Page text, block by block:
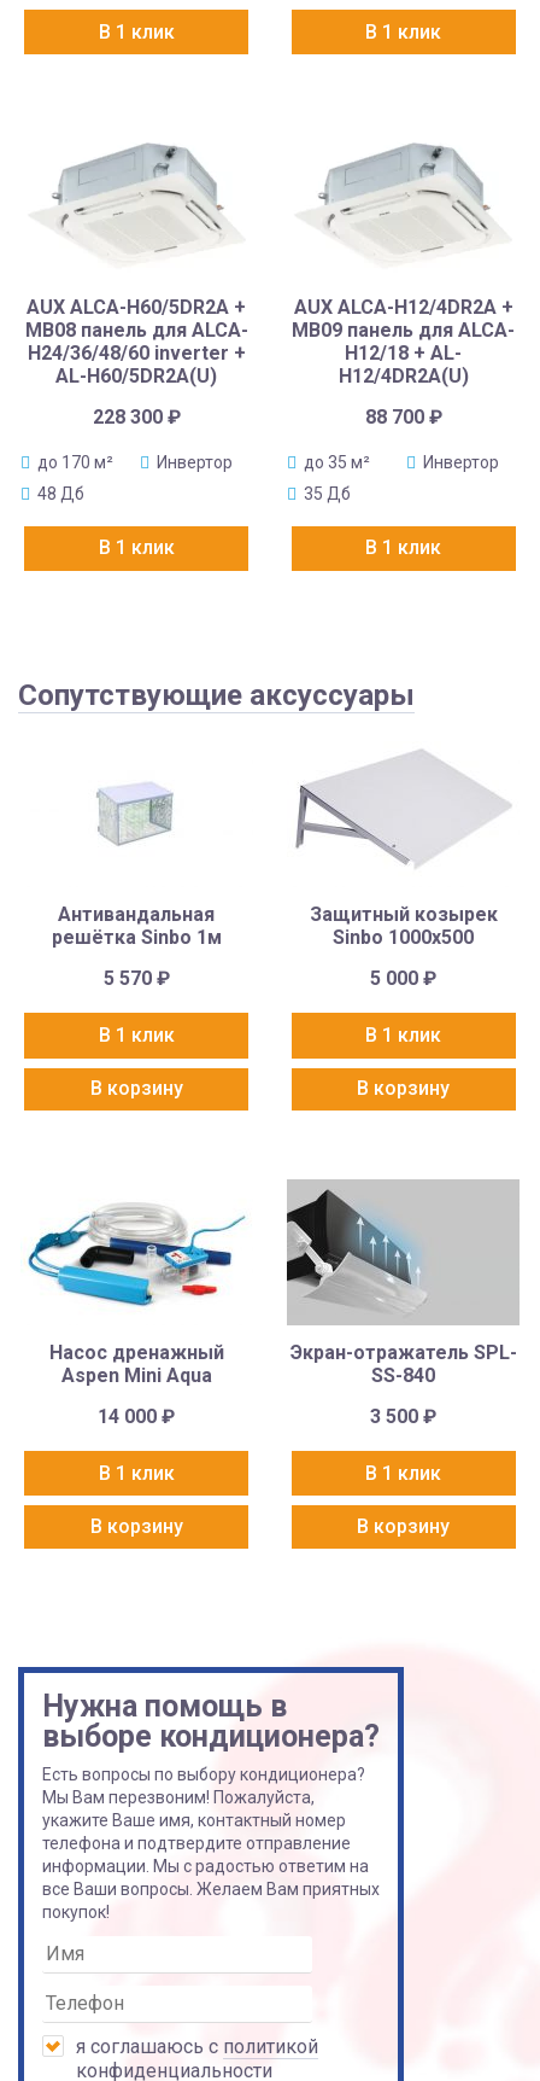
В 1 клик В 1 клик
AUX ALCA-H60/5DR2A +
MB08 панель для ALCA-
H24/36/48/60 inverter +
AL-H60/5DR2A(U)
228 300 ₽
до 170 м²
Инвертор
48 Дб
В 1 клик
AUX ALCA-H12/4DR2A +
MB09 панель для ALCA-
H12/18 + AL-
H12/4DR2A(U)
88 700 ₽
до 35 м²
Инвертор
35 Дб
В 1 клик
Сопутствующие аксуссуары
Антивандальная
решётка Sinbo 1м
5 570 ₽
В 1 клик
В корзину
Защитный козырек
Sinbo 1000х500
5 000₽
В 1 клик
В корзину
Насос дренажный
Aspen Mini Aqua
14 000₽
В 1 клик
В корзину
Экран-отражатель SPL-
SS-840
3 500₽
В 1 клик
В корзину
Нужна помощь в
выборе кондиционера?
Есть вопросы по выбору кондиционера?
Мы Вам перезвоним! Пожалуйста,
укажите Ваше имя, контактный номер
телефона и подтвердите отправление
информации. Мы с радостью ответим на
все Ваши вопросы. Желаем Вам приятных
покупок!
я соглашаюсь с политикой
конфиденциальности